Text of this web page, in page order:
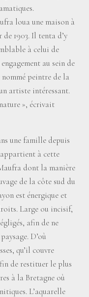
loua une maison à
1903. Il tenta d’y
à celui de
au sein de
peintre de la
artiste intéressant.
», écrivait
une famille depuis
à cette
dont la manière
de la côte sud du
est énergique et
Large ou incisif,
afin de ne
D’où
qu’il couvre
de restituer le plus
à la Bretagne où
L’aquarelle